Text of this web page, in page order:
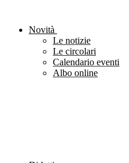
Novità
Le notizie
Le circolari
Calendario eventi
Albo online